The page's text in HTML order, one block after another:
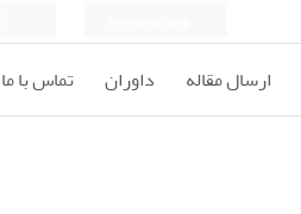
ارسال مقاله داوران تماس با ما